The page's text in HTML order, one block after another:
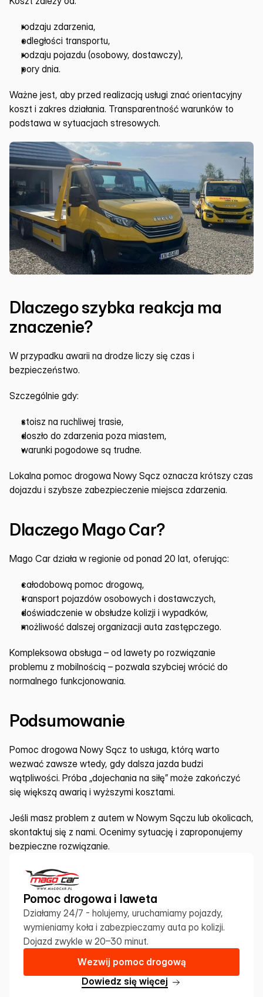
rodzaju zdarzenia,
odległości transportu,
rodzaju pojazdu (osobowy, dostawczy),
pory dnia.
Ważne jest, aby przed realizacją usługi znać orientacyjny
koszt i zakres działania. Transparentność warunków to
podstawa w sytuacjach stresowych.
Dlaczego szybka reakcja ma
znaczenie?
W przypadku awarii na drodze liczy się czas i
bezpieczeństwo.
Szczególnie gdy:
stoisz na ruchliwej trasie,
doszło do zdarzenia poza miastem,
warunki pogodowe są trudne.
Lokalna pomoc drogowa Nowy Sącz oznacza krótszy czas
dojazdu i szybsze zabezpieczenie miejsca zdarzenia.
Dlaczego Mago Car?
Mago Car działa w regionie od ponad 20 lat, oferując:
całodobową pomoc drogową,
transport pojazdów osobowych i dostawczych,
doświadczenie w obsłudze kolizji i wypadków,
możliwość dalszej organizacji auta zastępczego.
Kompleksowa obsługa – od lawety po rozwiązanie
problemu z mobilnością – pozwala szybciej wrócić do
normalnego funkcjonowania.
Podsumowanie
Pomoc drogowa Nowy Sącz to usługa, którą warto
wezwać zawsze wtedy, gdy dalsza jazda budzi
wątpliwości. Próba „dojechania na siłę” może zakończyć
się większą awarią i wyższymi kosztami.
Jeśli masz problem z autem w Nowym Sączu lub okolicach,
skontaktuj się z nami. Ocenimy sytuację i zaproponujemy
bezpieczne rozwiązanie.
Pomoc drogowa i laweta
Działamy 24/7 - holujemy, uruchamiamy pojazdy,
wymieniamy koła i zabezpieczamy auta po kolizji.
Dojazd zwykle w 20–30 minut.
Wezwij pomoc drogową
Dowiedz się więcej